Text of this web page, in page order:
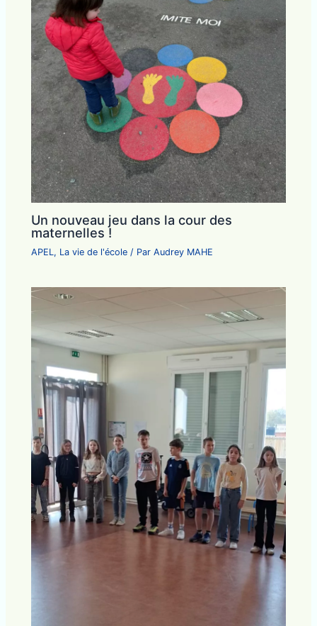
Un nouveau jeu dans la cour des
maternelles !
APEL , La vie de l'école / ParAudrey MAHE